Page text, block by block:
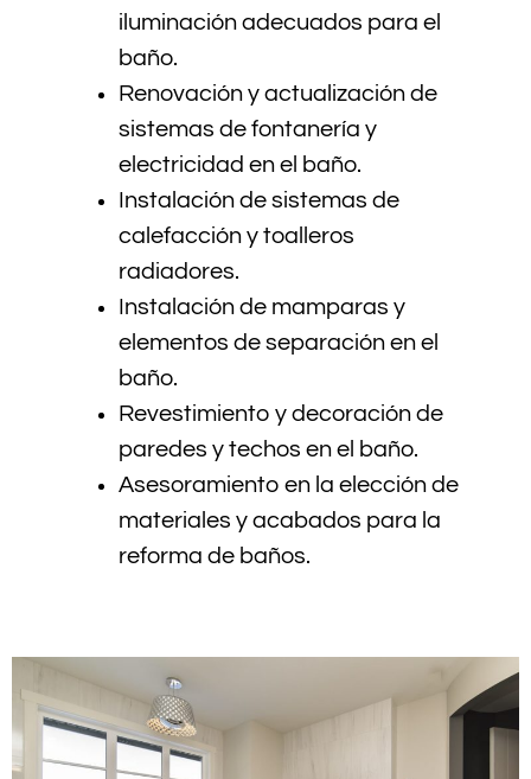
iluminación adecuados para el
baño.
Renovación y actualización de
sistemas de fontanería y
electricidad en el baño.
Instalación de sistemas de
calefacción y toalleros
radiadores.
Instalación de mamparas y
elementos de separación en el
baño.
Revestimiento y decoración de
paredes y techos en el baño.
Asesoramiento en la elección de
materiales y acabados para la
reforma de baños.